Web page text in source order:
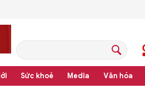
Sức khoẻ Media Văn hóa